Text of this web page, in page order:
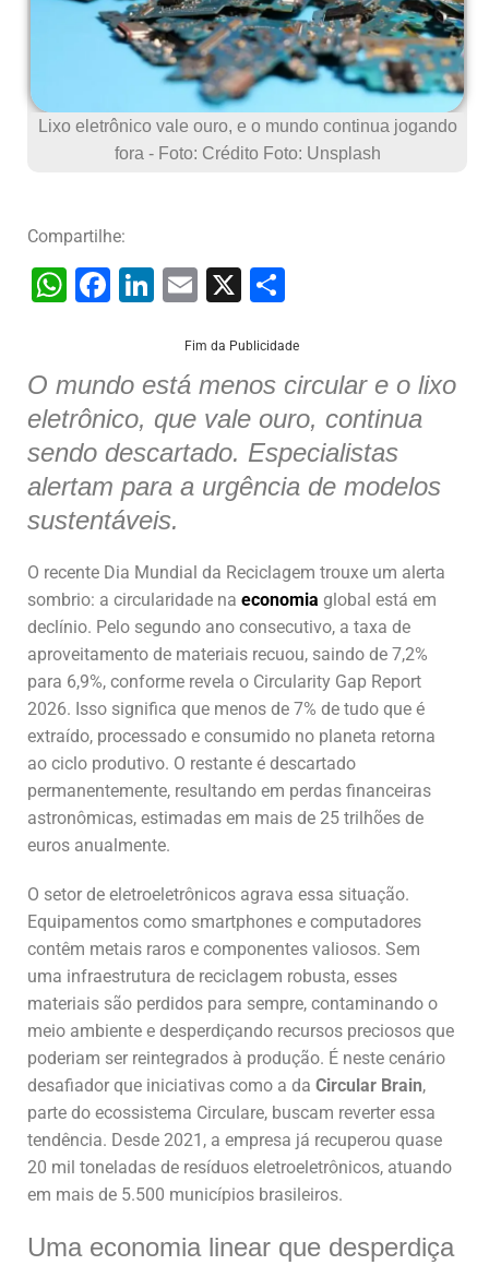
Lixo eletrônico vale ouro, e o mundo continua jogando
fora - Foto: Crédito Foto: Unsplash
Compartilhe:
W
s
A
p
p
F
e
b
o
o
k
Li
e
dI
n
E
ai
l
X
ar
e
Fim da Publicidade
O mundo está menos circular e o lixo
eletrônico, que vale ouro, continua
sendo descartado. Especialistas
alertam para a urgência de modelos
sustentáveis.
O recente Dia Mundial da Reciclagem trouxe um alerta
sombrio: a circularidade na economia global está em
declínio. Pelo segundo ano consecutivo, a taxa de
aproveitamento de materiais recuou, saindo de 7,2%
para 6,9%, conforme revela o Circularity Gap Report
2026. Isso significa que menos de 7% de tudo que é
extraído, processado e consumido no planeta retorna
ao ciclo produtivo. O restante é descartado
permanentemente, resultando em perdas financeiras
astronômicas, estimadas em mais de 25 trilhões de
euros anualmente.
O setor de eletroeletrônicos agrava essa situação.
Equipamentos como smartphones e computadores
contêm metais raros e componentes valiosos. Sem
uma infraestrutura de reciclagem robusta, esses
materiais são perdidos para sempre, contaminando o
meio ambiente e desperdiçando recursos preciosos que
poderiam ser reintegrados à produção. É neste cenário
desafiador que iniciativas como a da Circular Brain,
parte do ecossistema Circulare, buscam reverter essa
tendência. Desde 2021, a empresa já recuperou quase
20 mil toneladas de resíduos eletroeletrônicos, atuando
em mais de 5.500 municípios brasileiros.
Uma economia linear que desperdiça